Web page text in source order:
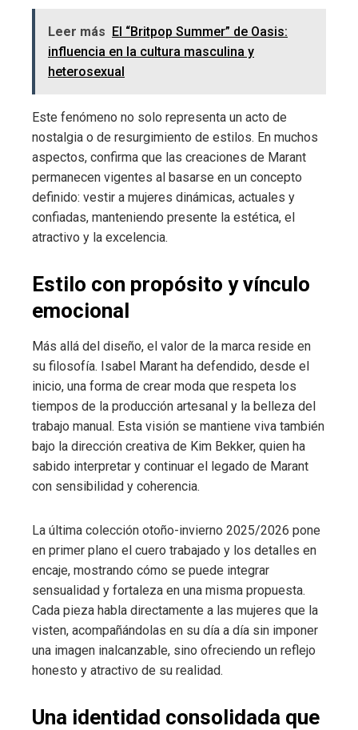
Leer más El “Britpop Summer” de Oasis:
influencia en la cultura masculina y
heterosexual
Este fenómeno no solo representa un acto de
nostalgia o de resurgimiento de estilos. En muchos
aspectos, confirma que las creaciones de Marant
permanecen vigentes al basarse en un concepto
definido: vestir a mujeres dinámicas, actuales y
confiadas, manteniendo presente la estética, el
atractivo y la excelencia.
Estilo con propósito y vínculo
emocional
Más allá del diseño, el valor de la marca reside en
su filosofía. Isabel Marant ha defendido, desde el
inicio, una forma de crear moda que respeta los
tiempos de la producción artesanal y la belleza del
trabajo manual. Esta visión se mantiene viva también
bajo la dirección creativa de Kim Bekker, quien ha
sabido interpretar y continuar el legado de Marant
con sensibilidad y coherencia.
La última colección otoño-invierno 2025/2026 pone
en primer plano el cuero trabajado y los detalles en
encaje, mostrando cómo se puede integrar
sensualidad y fortaleza en una misma propuesta.
Cada pieza habla directamente a las mujeres que la
visten, acompañándolas en su día a día sin imponer
una imagen inalcanzable, sino ofreciendo un reflejo
honesto y atractivo de su realidad.
Una identidad consolidada que